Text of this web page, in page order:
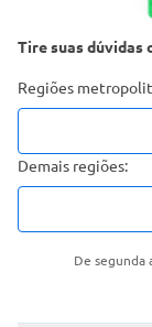
Tire suas dúvidas
Regiões
Demais regiões:
De segunda